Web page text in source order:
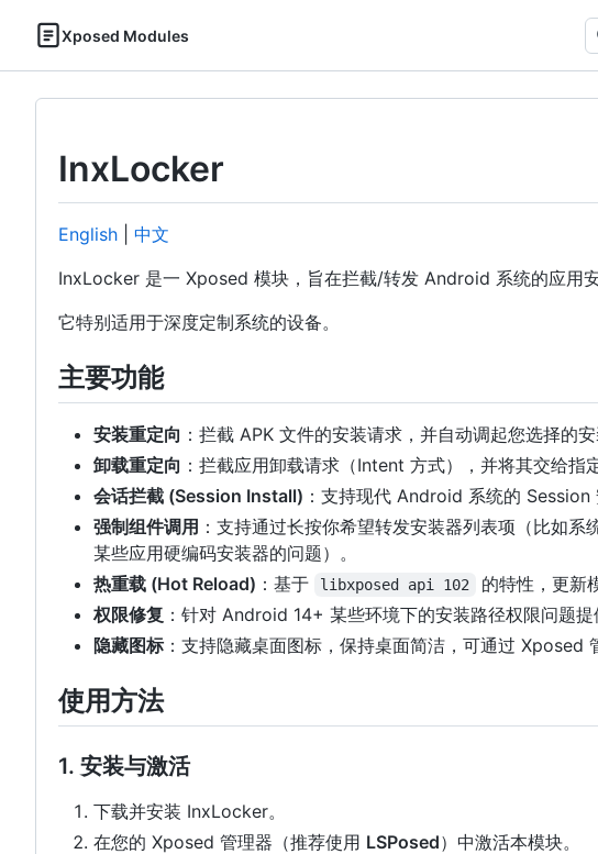
Xposed Modules
InxLocker
English
中文
InxLocker 是一 Xposed 模块，旨在拦截/转发 Android 系统的应用
它特别适用于深度定制系统的设备。
主要功能
安装重定向 ：拦截 APK 文件的安装请求，并自动调起您选择的安
卸载重定向 ：拦截应用卸载请求（Intent 方式），并将其交给指
会话拦截 (Session Install) ：支持现代 Android 系统的 Session
强制组件调用 ：支持通过长按你希望转发安装器列表项（比如
某些应用硬编码安装器的问题）。
热重载 (Hot Reload) ：基于 libxposed api 102
的特性，更新
权限修复 ：针对 Android 14+ 某些环境下的安装路径权限问题提
隐藏图标：支持隐藏桌面图标，保持桌面简洁，可通过 Xposed
使用方法
1. 安装与激活
下载并安装 InxLocker。
在您的 Xposed 管理器（推荐使用 LSPosed）中激活本模块。